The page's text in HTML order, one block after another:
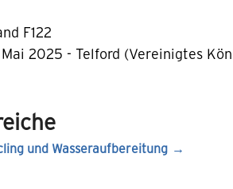
F122
Mai 2025 - Telford (Vereinigtes
und Wasseraufbereitung